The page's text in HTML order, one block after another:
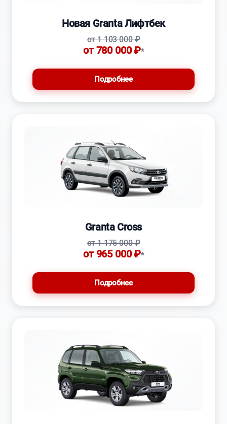
Новая Granta Лифтбек
от 1 103 000 ₽
от 780 000 ₽*
Подробнее
Granta Cross
от 1 175 000 ₽
от 965 000 ₽*
Подробнее